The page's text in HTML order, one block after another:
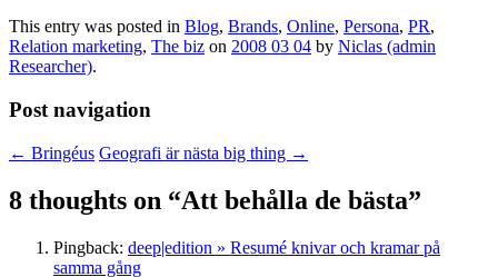
This entry was posted in Blog, Brands, Online, Persona, PR,
Relation marketing, The biz on 2008 03 04 by Niclas (admin
Researcher).
Post navigation
← Bringéus Geografi är nästa big thing →
8 thoughts on “Att behålla de bästa”
Pingback: deep|edition » Resumé knivar och kramar på
samma gång